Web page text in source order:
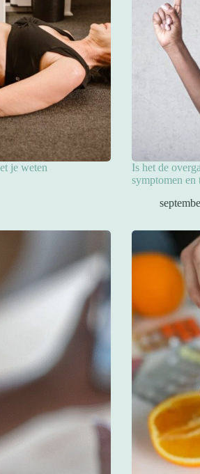
je weten
Is het de
symptomen en